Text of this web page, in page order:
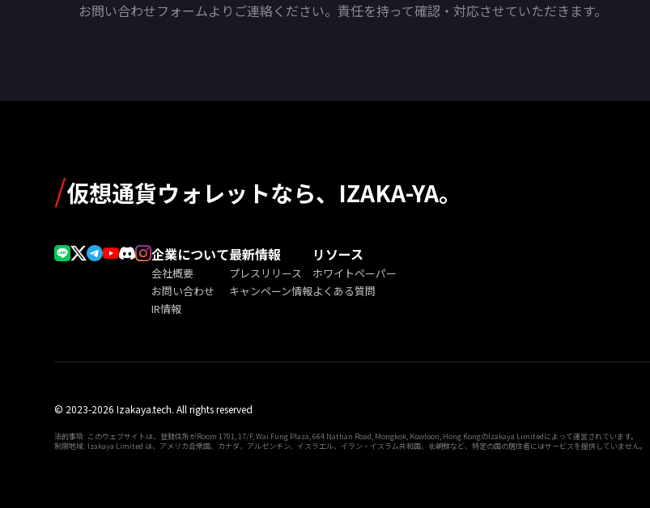
お問い合わせフォームよりご連絡ください。責任を持って確認・対応させていただきます。
/仮想通貨ウォレットなら、IZAKA-YA。
企業について
会社概要
お問い合わせ
IR情報
最新情報
プレスリリース
キャンペーン情報
リソース
ホワイトペーパー
よくある質問
© 2023-2026 Izakaya.tech. All rights reserved
法的事項: このウェブサイトは、登録住所がRoom 1701, 17/F, Wai Fung Plaza, 664 Nathan Road, Mongkok, Kowloon, Hong KongのIzakaya Limitedによって運営されています。
制限地域: Izakaya Limited は、アメリカ合衆国、カナダ、アルゼンチン、イスラエル、イラン・イスラム共和国、北朝鮮など、特定の国の居住者にはサービスを提供していません。